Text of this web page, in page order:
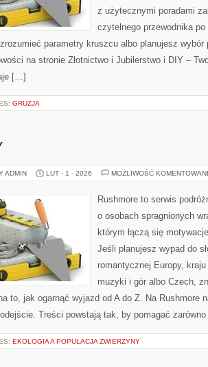
z użytecznymi poradami
czytelnego przewodnika
parametry kruszcu albo planujesz
na stronie Złotnictwo i Jubilerstwo i DIY –
[…]
GRUZJA
ADMIN LUT - 1 - 2026 MOŻLIWOŚĆ
Rushmore to serwis
o osobach spragnionych
którym łączą się
Jeśli planujesz wypad do
romantycznej Europy,
muzyki i gór albo Czech,
to, jak ogarnąć wyjazd od A do Z. Na Rushmore
Treści powstają tak, by pomagać
EKOLOGIA A POPULACJA ZWIERZYNY